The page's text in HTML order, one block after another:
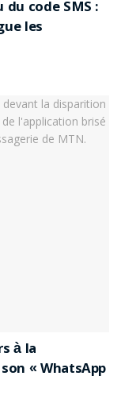
code SMS :
les
à la
« WhatsApp